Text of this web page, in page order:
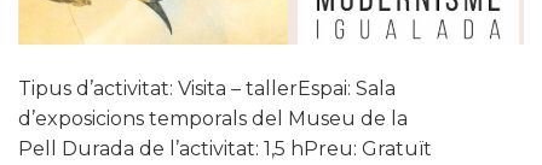
Tipus d’activitat: Visita – tallerEspai: Sala
d’exposicions temporals del Museu de la
Pell Durada de l’activitat: 1,5 hPreu: Gratuït